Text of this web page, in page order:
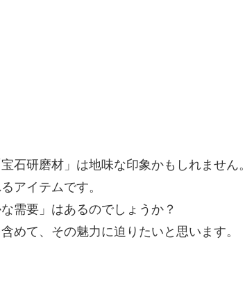
石研磨材」は地味な印象かもしれません。
アイテムです。
需要」はあるのでしょうか？
めて、その魅力に迫りたいと思います。